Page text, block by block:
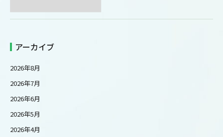
アーカイブ
2026年8月
2026年7月
2026年6月
2026年5月
2026年4月